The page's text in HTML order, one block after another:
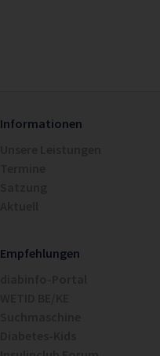
Informationen
Empfehlungen